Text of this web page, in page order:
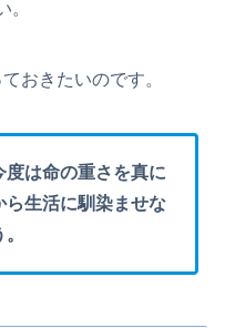
。
おきたいのです。
は命の重さを真に
ら生活に馴染ませな